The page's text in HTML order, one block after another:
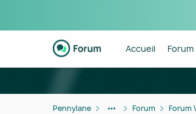
Passer au contenu
Accueil Forum
Pennylane Forum Forum